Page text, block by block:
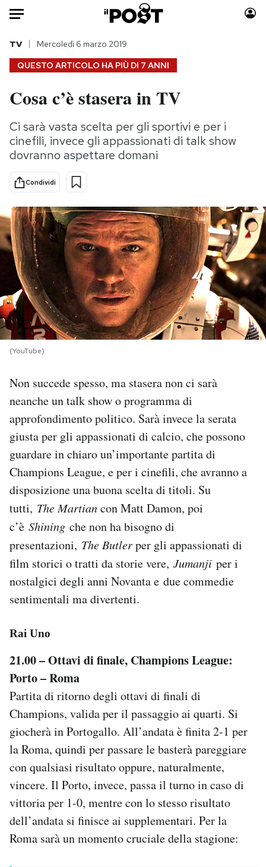
HOME
Italia
Politica
Scienza
Economia
Sport
Moda
Consumismi
Storie/Idee
Altrecose
Mondiali calcio 2026
PODCAST
NEWSLETTER
SHOP
CALENDARIO
AREA PERSONALE
Area Personale
Newsletter
Notifiche mobile
Esci
QUESTO ARTICOLO HA PIÙ DI 7 ANNI
TV Mercoledì 6 marzo 2019
Cosa c’è stasera in TV
Ci sarà vasta scelta per gli sportivi e per i
cinefili, invece gli appassionati di talk show
dovranno aspettare domani
Condividi
(YouTube)
Non succede spesso, ma stasera non ci sarà
neanche un talk show o programma di
approfondimento politico. Sarà invece la serata
giusta per gli appassionati di calcio, che possono
guardare in chiaro un’importante partita di
Champions League, e per i cinefili, che avranno a
disposizione una buona scelta di titoli. Su
tutti, The Martiancon Matt Damon, poi
c’è Shining che non ha bisogno di
presentazioni, The Butlerper gli appassionati di
film storici o tratti da storie vere, Jumanji per i
nostalgici degli anni Novanta e due commedie
sentimentali ma divertenti.
Rai Uno
21.00 – Ottavi di finale, Champions League:
Porto – Roma
Partita di ritorno degli ottavi di finali di
Champions, valida per il passaggio ai quarti. Si
giocherà in Portogallo. All’andata è finita 2-1 per
la Roma, quindi per passare le basterà pareggiare
con qualsiasi risultato oppure, naturalmente,
vincere. Il Porto, invece, passa il turno in caso di
vittoria per 1-0, mentre con lo stesso risultato
dell’andata si finisce ai supplementari. Per la
Roma sarà un momento cruciale della stagione: